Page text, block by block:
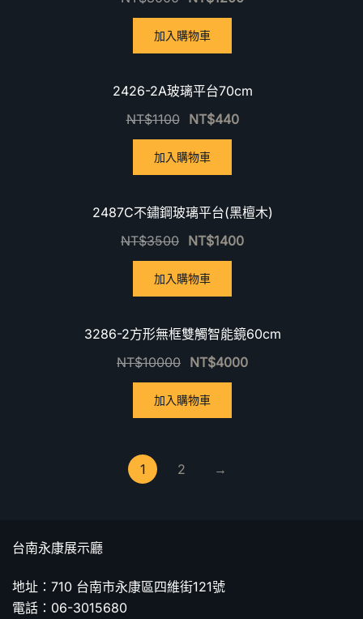
加入購物車
2426-2A玻璃平台70cm
NT$1100 NT$440
加入購物車
2487C不鏽鋼玻璃平台(黑檀木)
NT$3500 NT$1400
加入購物車
3286-2方形無框雙觸智能鏡60cm
NT$10000 NT$4000
加入購物車
1 2 →
台南永康展示廳
地址：710 台南市永康區四維街121號
電話：06-3015680